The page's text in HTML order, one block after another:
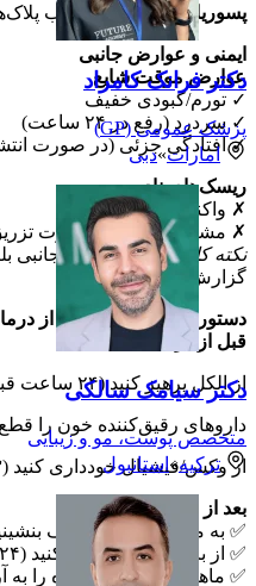
پسوریازیس(کاهش التهاب
ایمنی و عوارض جانبی
عوارض موقت شایع
✓ تورم/کبودی خفیف
✓ سردرد (رفع در ۲۴ ساعت)
✓ افتادگی جزئی (در صورت
ریسک‌های نادر
✗ واکنش آلرژیک
✗ مشکل در بلع (در صورت
نکته کلیدی:
گزارش نشده است
دستورالعمل‌های قبل/بعد از
قبل از درمان
از الکل پرهیز کنید (۲۴ ساعت قبل)
داروهای رقیق‌کننده خون را
از وکس/فیشیال خودداری کنید (۳ روز قبل)
بعد از درمان
✅ به مدت ۴ ساعت صاف بنشینید (دراز نکشید)
✅ از باشگاه/سونا پرهیز کنید (۲۴ ساعت)
✅ ماهیچه‌های درمان‌شده را به آرامی
دکتر فرانک کامراد
پزشک عمومی (GP)
امارات»دبی
دکتر سیامک سالکی
متخصص پوست، مو و زیبایی
ترکیه»استانبول